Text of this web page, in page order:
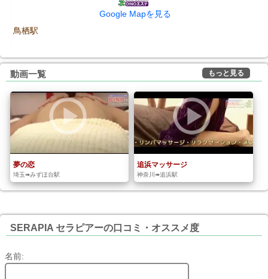
Google Mapを見る
鳥栖駅
動画一覧 もっと見る
夢の恋
埼玉➠みずほ台駅
追浜マッサージ
神奈川➠追浜駅
SERAPIA セラピアーの口コミ・オススメ度
名前: